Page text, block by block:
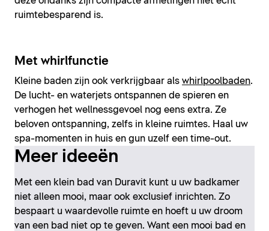
ruimtebesparend is.
Met whirlfunctie
Kleine baden zijn ook verkrijgbaar als whirlpoolbaden.
De lucht- en waterjets ontspannen de spieren en
verhogen het wellnessgevoel nog eens extra. Ze
beloven ontspanning, zelfs in kleine ruimtes. Haal uw
spa-momenten in huis en gun uzelf een time-out.
Meer ideeën
Met een klein bad van Duravit kunt u uw badkamer
niet alleen mooi, maar ook exclusief inrichten. Zo
bespaart u waardevolle ruimte en hoeft u uw droom
van een bad niet op te geven. Want een mooi bad en